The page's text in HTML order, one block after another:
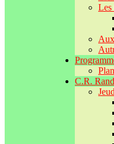
Les
C.R.